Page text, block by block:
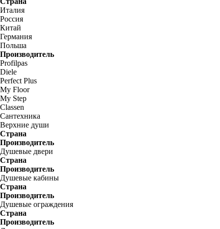
Италия
Россия
Китай
Германия
Польша
Производитель
Profilpas
Diele
Perfect Plus
My Floor
My Step
Classen
Сантехника
Верхние души
Страна
Производитель
Душевые двери
Страна
Производитель
Душевые кабины
Страна
Производитель
Душевые ограждения
Страна
Производитель